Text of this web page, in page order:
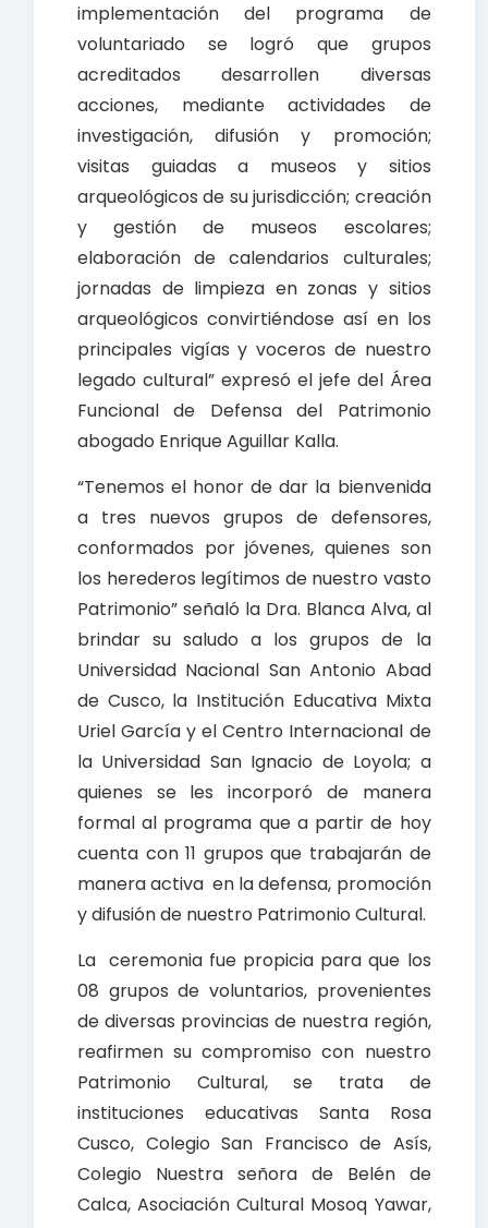
implementación del programa de
voluntariado se logró que grupos
acreditados desarrollen diversas
acciones, mediante actividades de
investigación, difusión y promoción;
visitas guiadas a museos y sitios
arqueológicos de su jurisdicción; creación
y gestión de museos escolares;
elaboración de calendarios culturales;
jornadas de limpieza en zonas y sitios
arqueológicos convirtiéndose así en los
principales vigías y voceros de nuestro
legado cultural” expresó el jefe del Área
Funcional de Defensa del Patrimonio
abogado Enrique Aguillar Kalla.
“Tenemos el honor de dar la bienvenida
a tres nuevos grupos de defensores,
conformados por jóvenes, quienes son
los herederos legítimos de nuestro vasto
Patrimonio” señaló la Dra. Blanca Alva, al
brindar su saludo a los grupos de la
Universidad Nacional San Antonio Abad
de Cusco, la Institución Educativa Mixta
Uriel García y el Centro Internacional de
la Universidad San Ignacio de Loyola; a
quienes se les incorporó de manera
formal al programa que a partir de hoy
cuenta con 11 grupos que trabajarán de
manera activa en la defensa, promoción
y difusión de nuestro Patrimonio Cultural.
La ceremonia fue propicia para que los
08 grupos de voluntarios, provenientes
de diversas provincias de nuestra región,
reafirmen su compromiso con nuestro
Patrimonio Cultural, se trata de
instituciones educativas Santa Rosa
Cusco, Colegio San Francisco de Asís,
Colegio Nuestra señora de Belén de
Calca, Asociación Cultural Mosoq Yawar,